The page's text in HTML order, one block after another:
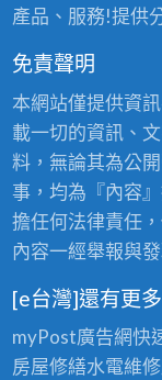
產品、服務!提供
免責聲明
本網站僅提供資
載一切的資訊、
料，無論其為公
事，均為『內容
擔任何法律責任
內容一經舉報與
[e台灣]還有更
myPost廣告網快
房屋修繕水電維